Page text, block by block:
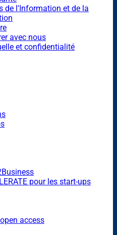
de l'Information et de la
avec nous
et confidentialité
pour les start-ups
access